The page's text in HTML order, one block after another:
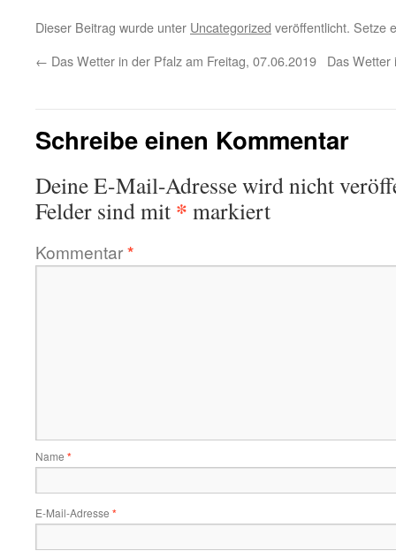
Dieser Beitrag wurde unter Uncategorized veröffentlicht. Setze
← Das Wetter in der Pfalz am Freitag, 07.06.2019 Das Wetter
Schreibe einen Kommentar
Deine E-Mail-Adresse wird nicht
Felder sind mit * markiert
Kommentar*
Name *
E-Mail-Adresse *